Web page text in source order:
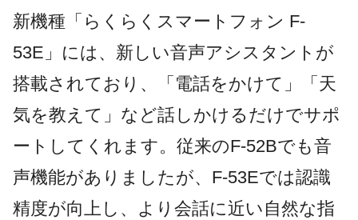
新機種「らくらくスマートフォン F-
53E」には、新しい音声アシスタントが
搭載されており、「電話をかけて」「天
気を教えて」など話しかけるだけでサポ
ートしてくれます。従来のF-52Bでも音
声機能がありましたが、F-53Eでは認識
精度が向上し、より会話に近い自然な指